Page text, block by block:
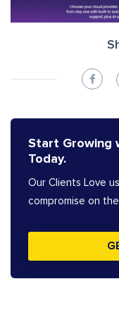
Start Growing
Today.
Our Clients Love
compromise on